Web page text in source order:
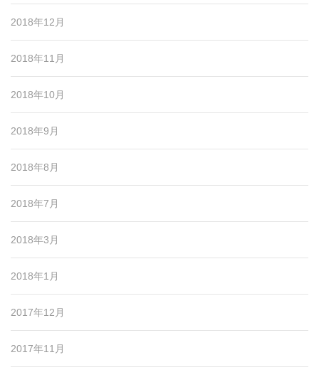
2018年12月
2018年11月
2018年10月
2018年9月
2018年8月
2018年7月
2018年3月
2018年1月
2017年12月
2017年11月